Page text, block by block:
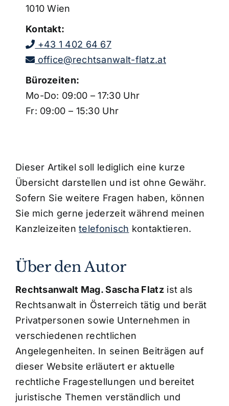
1010 Wien
Kontakt:
+43 1 402 64 67
office@rechtsanwalt-flatz.at
Bürozeiten:
Mo-Do: 09:00 – 17:30 Uhr
Fr: 09:00 – 15:30 Uhr
Dieser Artikel soll lediglich eine kurze
Übersicht darstellen und ist ohne Gewähr.
Sofern Sie weitere Fragen haben, können
Sie mich gerne jederzeit während meinen
Kanzleizeitentelefonisch kontaktieren.
Über den Autor
Rechtsanwalt Mag. Sascha Flatzist als
Rechtsanwalt in Österreich tätig und berät
Privatpersonen sowie Unternehmen in
verschiedenen rechtlichen
Angelegenheiten. In seinen Beiträgen auf
dieser Website erläutert er aktuelle
rechtliche Fragestellungen und bereitet
juristische Themen verständlich und